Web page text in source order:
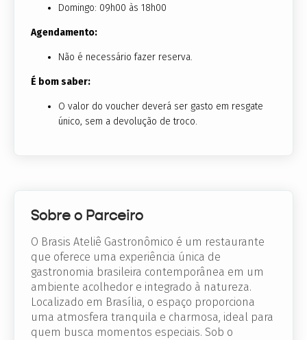
Domingo: 09h00 às 18h00
Agendamento:
Não é necessário fazer reserva.
É bom saber:
O valor do voucher deverá ser gasto em resgate
único, sem a devolução de troco.
Sobre o Parceiro
O Brasis Ateliê Gastronômico é um restaurante
que oferece uma experiência única de
gastronomia brasileira contemporânea em um
ambiente acolhedor e integrado à natureza.
Localizado em Brasília, o espaço proporciona
uma atmosfera tranquila e charmosa, ideal para
quem busca momentos especiais. Sob o